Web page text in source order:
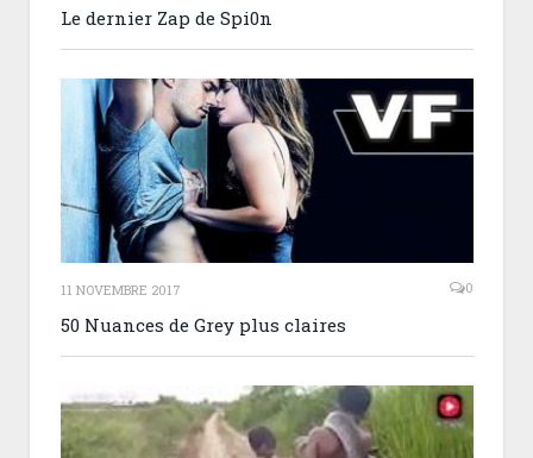
Le dernier Zap de Spi0n
11 NOVEMBRE 2017 0
50 Nuances de Grey plus claires